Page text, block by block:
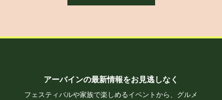
アーバインの最新情報をお見逃しなく
フェスティバルや家族で楽しめるイベントから、グルメ